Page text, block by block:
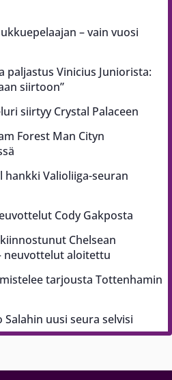
– vain vuosi
paljastus Vinicius Juniorista:
siirtoon”
siirtyy Crystal Palaceen
Forest Man Cityn
hankki Valioliiga-seuran
Cody Gakposta
Chelsean
neuvottelut aloitettu
tarjousta Tottenhamin
Salahin uusi seura selvisi